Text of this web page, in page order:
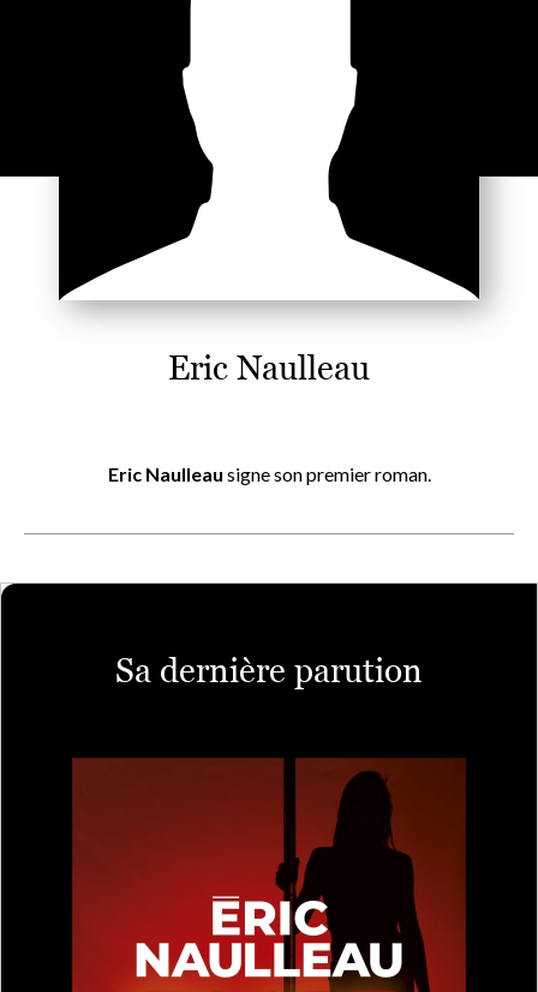
Eric Naulleau
Eric Naulleau signe son premier roman.
Sa dernière parution